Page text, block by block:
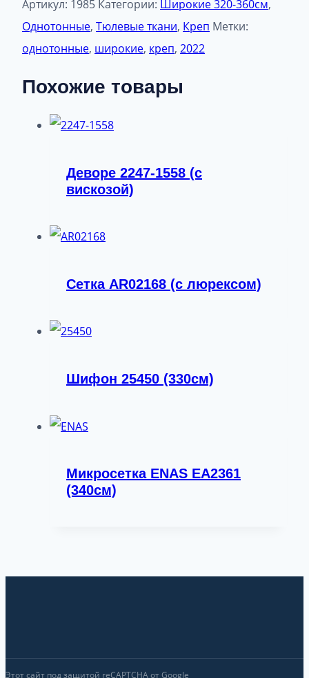
Артикул: 1985 Категории: Широкие 320-360см,
Однотонные, Тюлевые ткани, Креп Метки:
однотонные, широкие, креп, 2022
Похожие товары
Деворе 2247-1558 (с
вискозой)
Сетка AR02168 (с люрексом)
Шифон 25450 (330см)
Микросетка ENAS EA2361
(340см)
Этот сайт под защитой reCAPTCHA от Google